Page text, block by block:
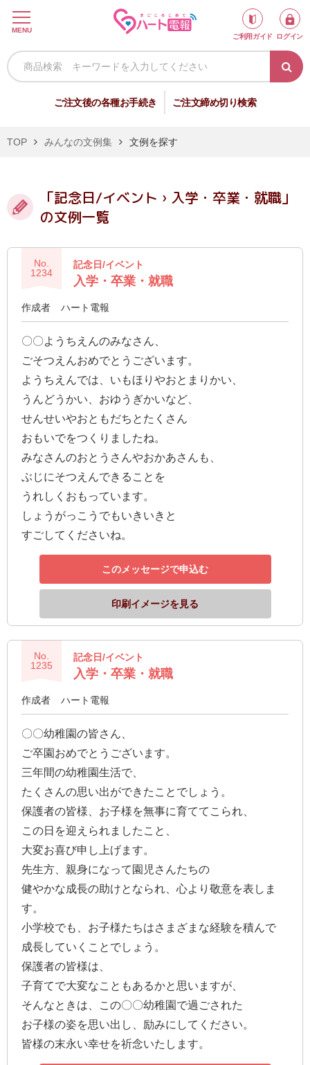
MENU
ご利用ガイド
ログイン
ご注文後の各種お手続き ご注文締め切り検索
新
会
録
祝
電
弔
電
最
お
届
日
検
ご
注
文
ご
確
（非
会
員
の
方）
ご
利
用
ガ
イ
ド
電
報
マ
ニ
ュ
ア
ル・
TOP みんなの文例集 文例を探す
「記念日/イベント › 入学・卒業・就職」
の文例一覧
No.
1234
記念日/イベント
入学・卒業・就職
作成者 ハート電報
〇〇ようちえんのみなさん、
ごそつえんおめでとうございます。
ようちえんでは、いもほりやおとまりかい、
うんどうかい、おゆうぎかいなど、
せんせいやおともだちとたくさん
おもいでをつくりましたね。
みなさんのおとうさんやおかあさんも、
ぶじにそつえんできることを
うれしくおもっています。
しょうがっこうでもいきいきと
すごしてくださいね。
このメッセージで申込む
印刷イメージを見る
No.
1235
記念日/イベント
入学・卒業・就職
作成者 ハート電報
〇〇幼稚園の皆さん、
ご卒園おめでとうございます。
三年間の幼稚園生活で、
たくさんの思い出ができたことでしょう。
保護者の皆様、お子様を無事に育ててこられ、
この日を迎えられましたこと、
大変お喜び申し上げます。
先生方、親身になって園児さんたちの
健やかな成長の助けとなられ、心より敬意を表しま
す。
小学校でも、お子様たちはさまざまな経験を積んで
成長していくことでしょう。
保護者の皆様は、
子育てで大変なこともあるかと思いますが、
そんなときは、この〇〇幼稚園で過ごされた
お子様の姿を思い出し、励みにしてください。
皆様の末永い幸せを祈念いたします。